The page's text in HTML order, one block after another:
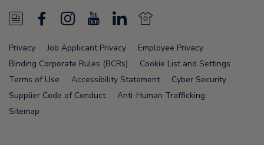
N
e
w
s
F
a
c
e
b
I
n
s
t
a
o
u
T
u
L
n
k
e
N
e
w
s
F
Privacy Job Applicant Privacy
Employee Privacy
Binding Corporate Rules (BCRs)
Cookie List and Settings
Terms of Use
Accessibility Statement
Cyber Security
Supplier Code of Conduct
Anti-Human Trafficking
Sitemap